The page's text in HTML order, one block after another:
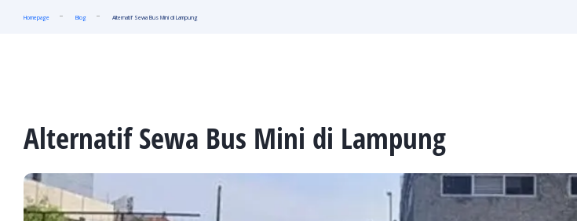
Homepage Blog Alternatif Sewa Bus Mini di Lampung
Alternatif Sewa Bus Mini di Lampung